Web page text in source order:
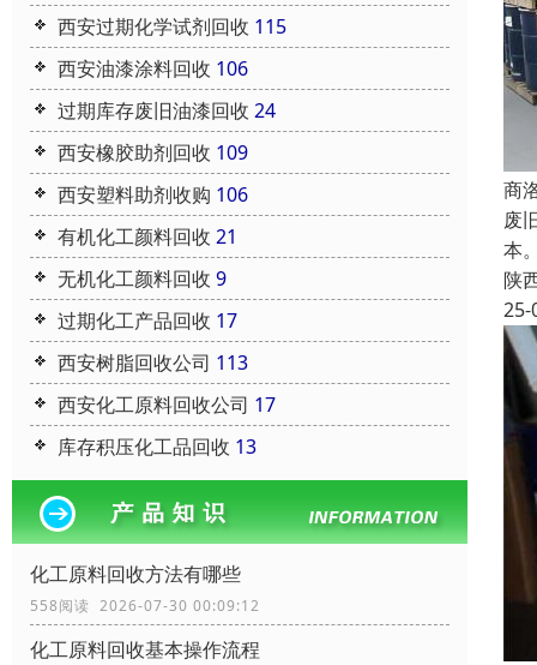
西安过期化学试剂回收 115
西安油漆涂料回收 106
过期库存废旧油漆回收 24
西安橡胶助剂回收 109
西安塑料助剂收购 106
有机化工颜料回收 21
无机化工颜料回收 9
过期化工产品回收 17
西安树脂回收公司 113
西安化工原料回收公司 17
库存积压化工品回收 13
化工原料回收方法有哪些
558阅读 2026-07-30 00:09:12
化工原料回收基本操作流程
商
废
本
陕
25-